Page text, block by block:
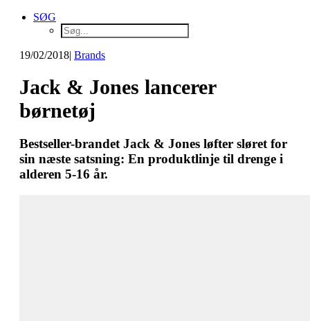
SØG
19/02/2018| Brands
Jack & Jones lancerer
børnetøj
Bestseller-brandet Jack & Jones løfter sløret for
sin næste satsning: En produktlinje til drenge i
alderen 5-16 år.